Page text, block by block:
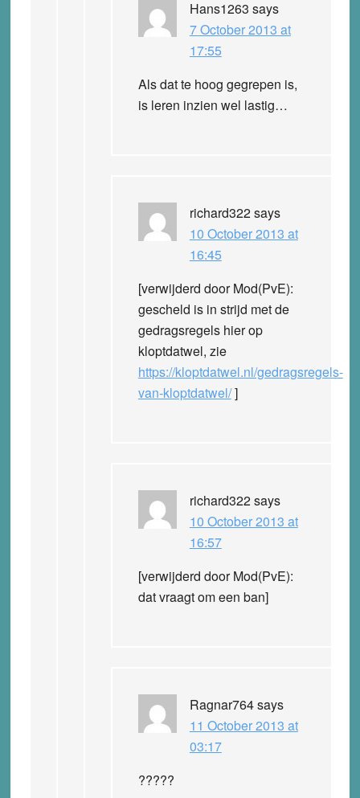
Hans1263 says
7 October 2013 at
17:55
Als dat te hoog gegrepen is,
is leren inzien wel lastig…
richard322says
10 October 2013 at
16:45
[verwijderd door Mod(PvE):
gescheld is in strijd met de
gedragsregels hier op
kloptdatwel, zie
https://kloptdatwel.nl/gedragsregels-
van-kloptdatwel/]
richard322says
10 October 2013 at
16:57
[verwijderd door Mod(PvE):
dat vraagt om een ban]
Ragnar764says
11 October 2013 at
03:17
?????